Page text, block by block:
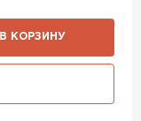
В КОРЗИНУ